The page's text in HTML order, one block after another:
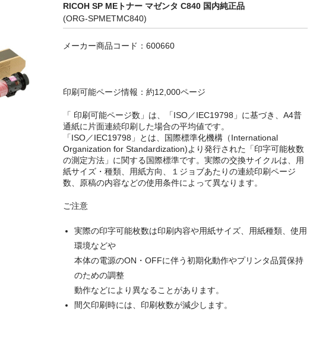
RICOH SP MEトナー マゼンタ C840 国内純正品
(ORG-SPMETMC840)
メーカー商品コード：600660
印刷可能ページ情報：約12,000ページ
「 印刷可能ページ数」は、「ISO／IEC19798」に基づき、A4普
通紙に片面連続印刷した場合の平均値です。
「ISO／IEC19798」とは、国際標準化機構（International
Organization for Standardization)より発行された「印字可能枚数
の測定方法」に関する国際標準です。実際の交換サイクルは、用
紙サイズ・種類、用紙方向、１ジョブあたりの連続印刷ページ
数、原稿の内容などの使用条件によって異なります。
ご注意
実際の印字可能枚数は印刷内容や用紙サイズ、用紙種類、使用
環境などや
本体の電源のON・OFFに伴う初期化動作やプリンタ品質保持
のための調整
動作などにより異なることがあります。
間欠印刷時には、印刷枚数が減少します。